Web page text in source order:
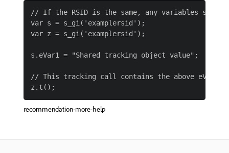
// If the RSID is the same, any variables
var s = s_gi('examplersid');
var z = s_gi('examplersid');
s.eVar1 = "Shared tracking object value";
// This tracking call contains the above eVar1
recommendation-more-help